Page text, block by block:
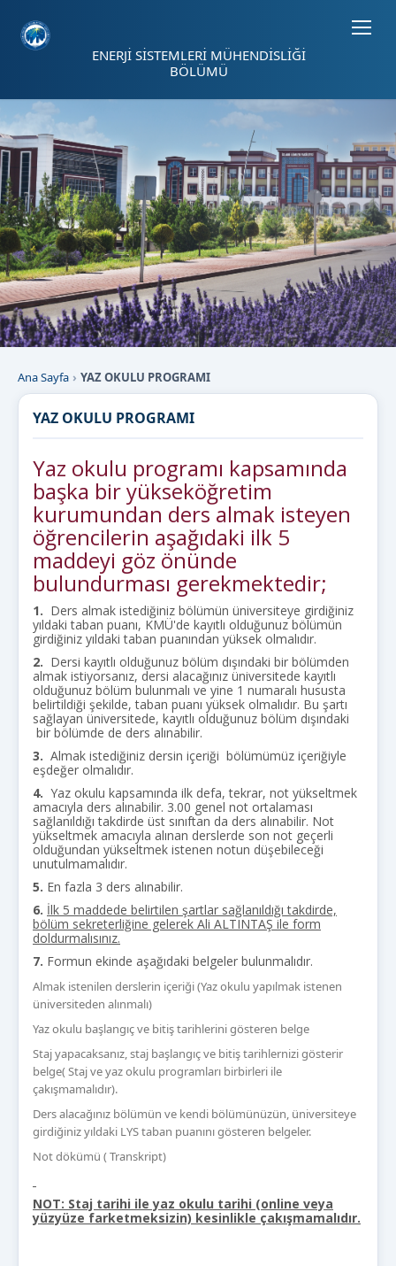
ENERJİ SİSTEMLERİ MÜHENDİSLİĞİ
BÖLÜMÜ
Ana Sayfa YAZ OKULU PROGRAMI
YAZ OKULU PROGRAMI
Yaz okulu programı kapsamında
başka bir yükseköğretim
kurumundan ders almak isteyen
öğrencilerin aşağıdaki ilk 5
maddeyi göz önünde
bulundurması gerekmektedir;
1. Ders almak istediğiniz bölümün üniversiteye girdiğiniz
yıldaki taban puanı, KMÜ'de kayıtlı olduğunuz bölümün
girdiğiniz yıldaki taban puanından yüksek olmalıdır.
2. Dersi kayıtlı olduğunuz bölüm dışındaki bir bölümden
almak istiyorsanız, dersi alacağınız üniversitede kayıtlı
olduğunuz bölüm bulunmalı ve yine 1 numaralı hususta
belirtildiği şekilde, taban puanı yüksek olmalıdır. Bu şartı
sağlayan üniversitede, kayıtlı olduğunuz bölüm dışındaki
bir bölümde de ders alınabilir.
3. Almak istediğiniz dersin içeriği bölümümüz içeriğiyle
eşdeğer olmalıdır.
4. Yaz okulu kapsamında ilk defa, tekrar, not yükseltmek
amacıyla ders alınabilir. 3.00 genel not ortalaması
sağlanıldığı takdirde üst sınıftan da ders alınabilir. Not
yükseltmek amacıyla alınan derslerde son not geçerli
olduğundan yükseltmek istenen notun düşebileceği
unutulmamalıdır.
5. En fazla 3 ders alınabilir.
6. İlk 5 maddede belirtilen şartlar sağlanıldığı takdirde,
bölüm sekreterliğine gelerek Ali ALTINTAŞ ile form
doldurmalısınız.
7. Formun ekinde aşağıdaki belgeler bulunmalıdır.
Almak istenilen derslerin içeriği (Yaz okulu yapılmak istenen
üniversiteden alınmalı)
Yaz okulu başlangıç ve bitiş tarihlerini gösteren belge
Staj yapacaksanız, staj başlangıç ve bitiş tarihlernizi gösterir
belge( Staj ve yaz okulu programları birbirleri ile
çakışmamalıdır).
Ders alacağınız bölümün ve kendi bölümünüzün, üniversiteye
girdiğiniz yıldaki LYS taban puanını gösteren belgeler.
Not dökümü ( Transkript)
NOT: Staj tarihi ile yaz okulu tarihi (online veya
yüzyüze farketmeksizin) kesinlikle çakışmamalıdır.